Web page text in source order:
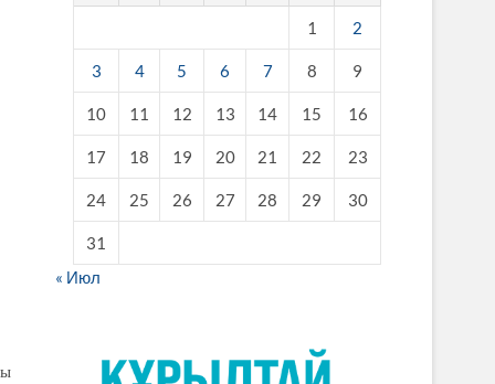
1 2
3 4 5 6 7 8 9
10 11 12 13 14 15 16
17 18 19 20 21 22 23
24 25 26 27 28 29 30
31
« Июл